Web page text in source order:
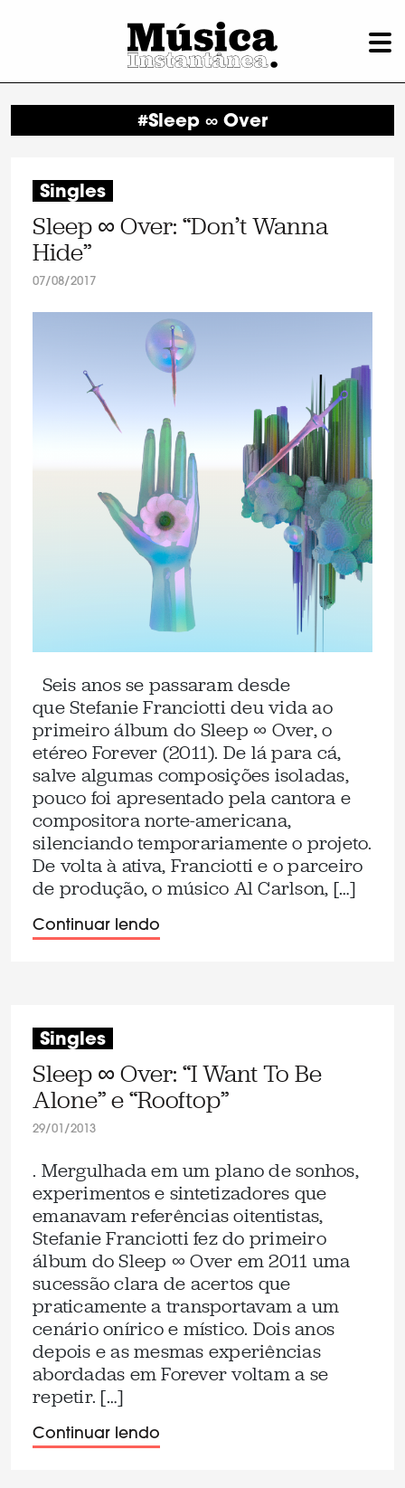
#Sleep ∞ Over
Singles
Sleep ∞ Over: “Don’t Wanna
Hide”
07/08/2017
Seis anos se passaram desde
que Stefanie Franciotti deu vida ao
primeiro álbum do Sleep ∞ Over, o
etéreo Forever (2011). De lá para cá,
salve algumas composições isoladas,
pouco foi apresentado pela cantora e
compositora norte-americana,
silenciando temporariamente o projeto.
De volta à ativa, Franciotti e o parceiro
de produção, o músico Al Carlson, […]
Continuar lendo
Singles
Sleep ∞ Over: “I Want To Be
Alone” e “Rooftop”
29/01/2013
. Mergulhada em um plano de sonhos,
experimentos e sintetizadores que
emanavam referências oitentistas,
Stefanie Franciotti fez do primeiro
álbum do Sleep ∞ Over em 2011 uma
sucessão clara de acertos que
praticamente a transportavam a um
cenário onírico e místico. Dois anos
depois e as mesmas experiências
abordadas em Forever voltam a se
repetir. […]
Continuar lendo